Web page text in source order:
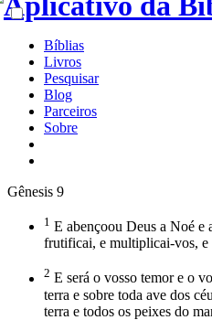
Bíblias
Livros
Pesquisar
Blog
Parceiros
Sobre
Gênesis 9
1 E abençoou Deus a Noé e
frutificai, e multiplicai-vos, e
2 E será o vosso temor e o
terra e sobre toda ave dos
terra e todos os peixes do